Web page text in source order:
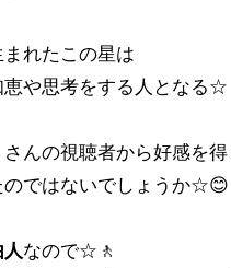
れたこの星は
恵や思考をする人となる☆
んの視聴者から好感を
のではないでしょうか☆😊
なので☆🚶